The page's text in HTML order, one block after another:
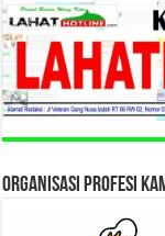
ORGANISASI PROFESI